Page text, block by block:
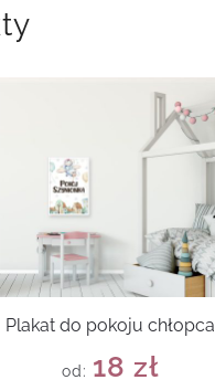
Plakat do pokoju chłopca
od: 18 zł